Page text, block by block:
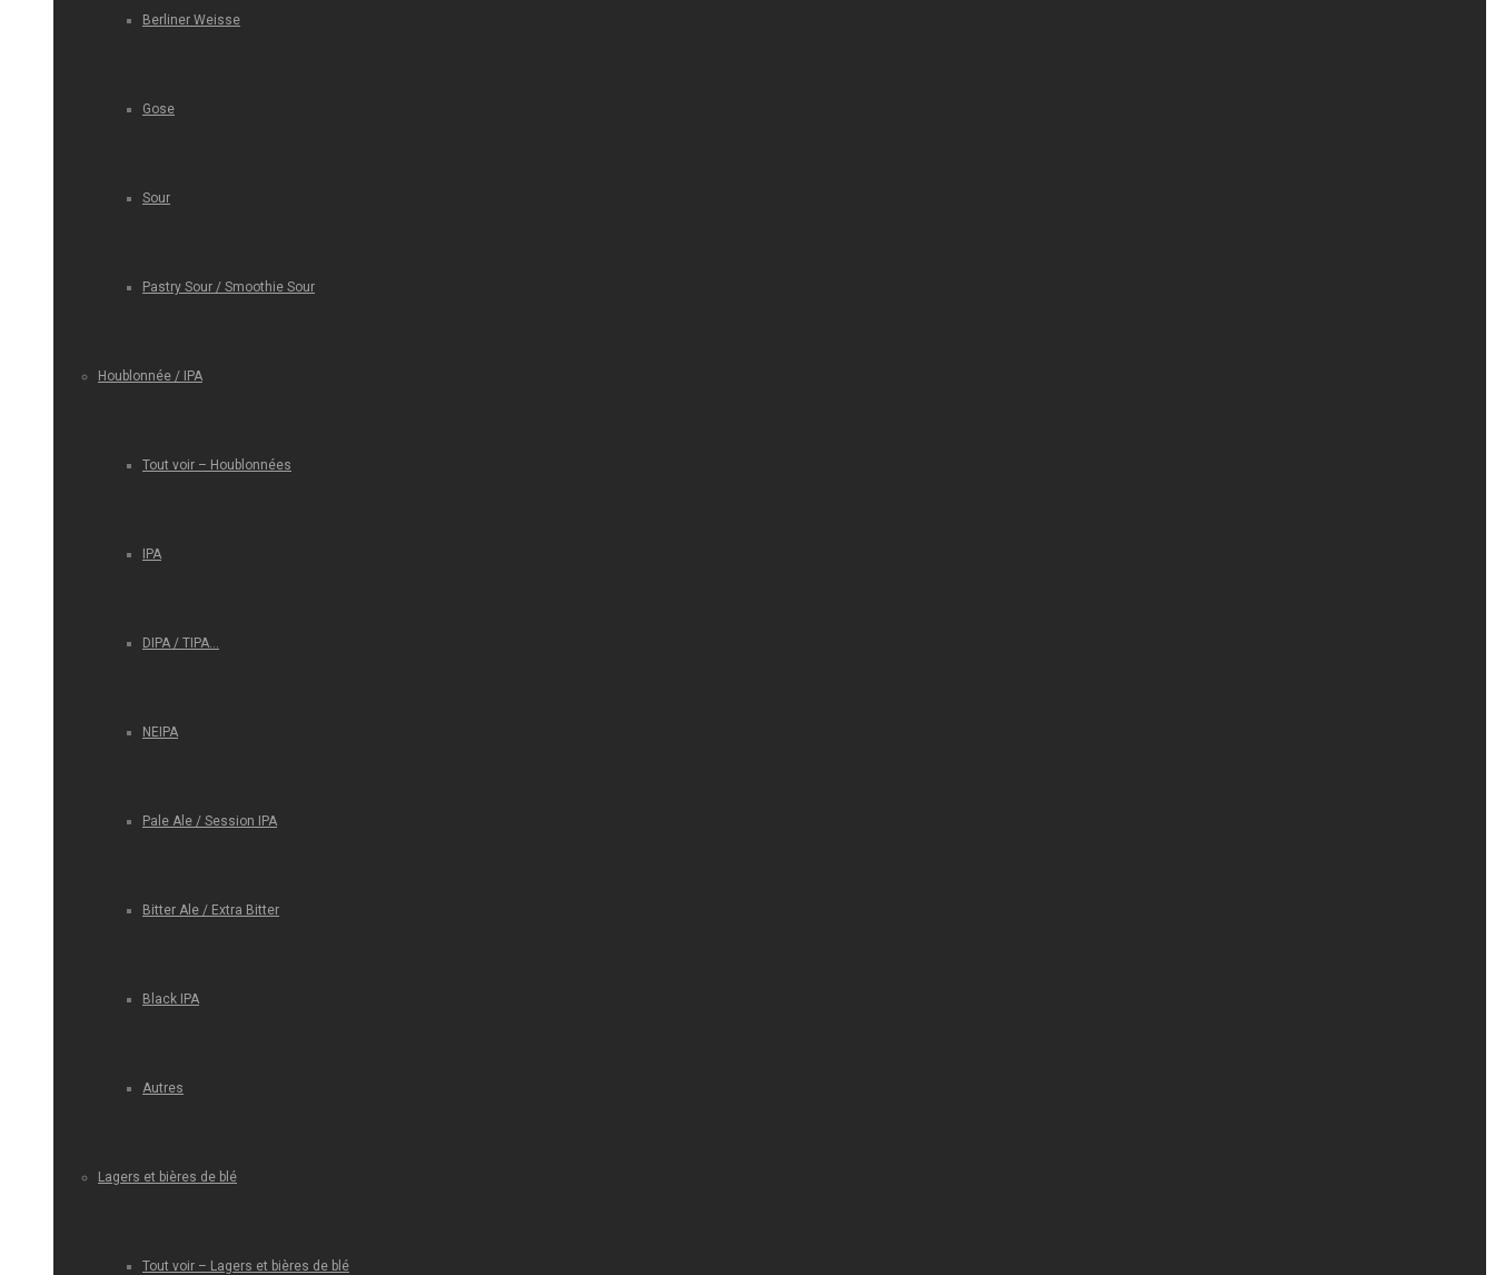
Berliner Weisse
Gose
Sour
Pastry Sour / Smoothie Sour
Houblonnée / IPA
Tout voir – Houblonnées
IPA
DIPA / TIPA…
NEIPA
Pale Ale / Session IPA
Bitter Ale / Extra Bitter
Black IPA
Autres
Lagers et bières de blé
Tout voir – Lagers et bières de blé